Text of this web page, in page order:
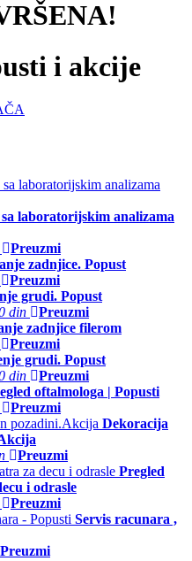
i akcije
laboratorijskim analizama
Preuzmi
zadnjice. Popust
Preuzmi
grudi. Popust
din
Preuzmi
zadnjice filerom
Preuzmi
grudi. Popust
din
Preuzmi
oftalmologa | Popusti
Preuzmi
Dekoracija
Preuzmi
Pregled
i odrasle
Preuzmi
Servis racunara ,
Preuzmi